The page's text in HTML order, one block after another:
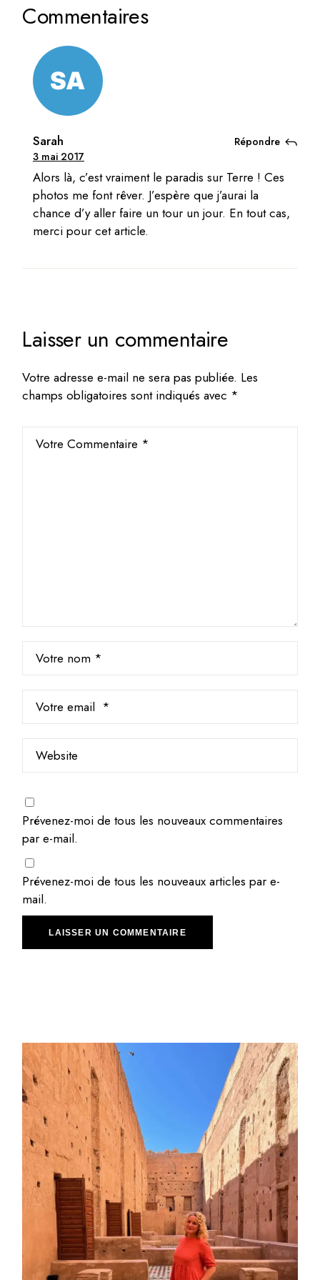
Commentaires
Sarah
3 mai 2017
Alors là, c’est vraiment le paradis sur Terre ! Ces
photos me font rêver. J’espère que j’aurai la
chance d’y aller faire un tour un jour. En tout cas,
merci pour cet article.
Répondre
Laisser un commentaire
Votre adresse e-mail ne sera pas publiée. Les
champs obligatoires sont indiqués avec *
Prévenez-moi de tous les nouveaux commentaires
par e-mail.
Prévenez-moi de tous les nouveaux articles par e-
mail.
LAISSER UN COMMENTAIRE